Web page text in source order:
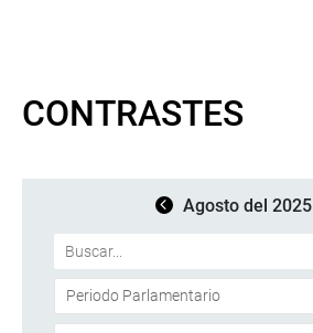
CONTRASTES
Agosto del 2025